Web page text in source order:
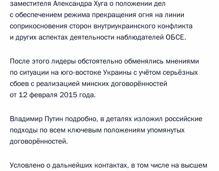
заместителя Александра Хуга о положении дел
с обеспечением режима прекращения огня на линии
соприкосновения сторон внутриукраинского конфликта
и других аспектах деятельности наблюдателей ОБСЕ.
После этого лидеры обстоятельно обменялись мнениями
по ситуации на юго-востоке Украины с учётом серьёзных
сбоев с реализацией минских договорённостей
от 12 февраля 2015 года.
Владимир Путин подробно, в деталях изложил российские
подходы по всем ключевым положениям упомянутых
договорённостей.
Условлено о дальнейших контактах, в том числе на высшем